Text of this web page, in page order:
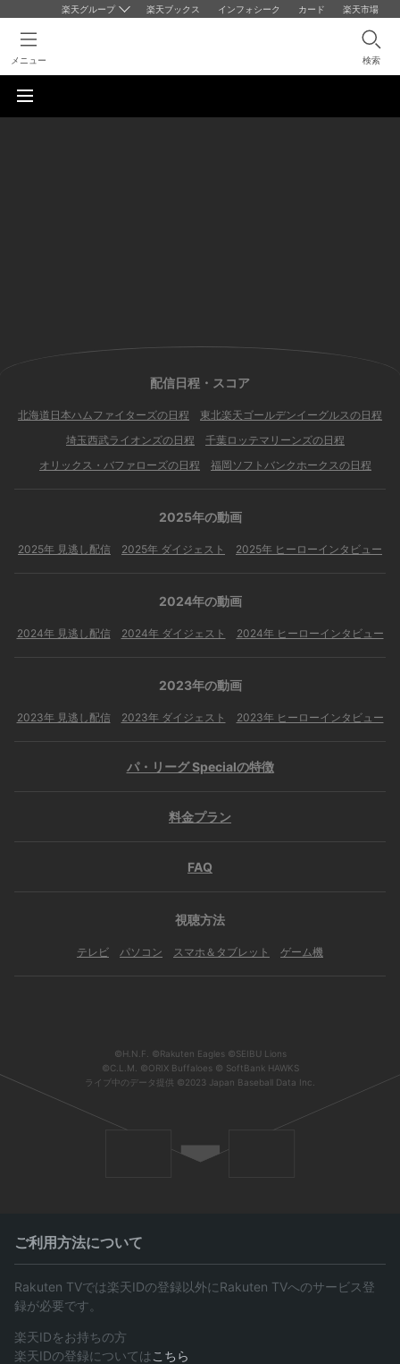
楽天グループ 楽天ブックス インフォシーク カード 楽天市場
メニュー 検索
配信日程・スコア
北海道日本ハムファイターズの日程
東北楽天ゴールデンイーグルスの日程
埼玉西武ライオンズの日程
千葉ロッテマリーンズの日程
オリックス・バファローズの日程
福岡ソフトバンクホークスの日程
2025年の動画
2025年 見逃し配信 2025年 ダイジェスト 2025年 ヒーローインタビュー
2024年の動画
2024年 見逃し配信 2024年 ダイジェスト 2024年 ヒーローインタビュー
2023年の動画
2023年 見逃し配信 2023年 ダイジェスト 2023年 ヒーローインタビュー
パ・リーグ Specialの特徴
料金プラン
FAQ
視聴方法
テレビ パソコン スマホ＆タブレット ゲーム機
©H.N.F. ©Rakuten Eagles ©SEIBU Lions
©C.L.M. ©ORIX Buffaloes © SoftBank HAWKS
ライブ中のデータ提供 ©2023 Japan Baseball Data Inc.
ご利用方法について
Rakuten TVでは楽天IDの登録以外にRakuten TVへのサービス登
録が必要です。
楽天IDをお持ちの方
楽天IDの登録については こちら